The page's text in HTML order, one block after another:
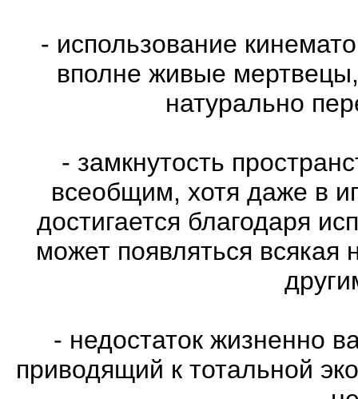
- использование
вполне живые
натурально
- замкнутость
всеобщим, хотя даже в
достигается благодаря
может появляться всякая
- недостаток жизненно
приводящий к тотальной